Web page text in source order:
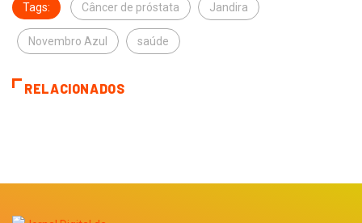
Tags: Câncer de próstata Jandira
Novembro Azul saúde
RELACIONADOS